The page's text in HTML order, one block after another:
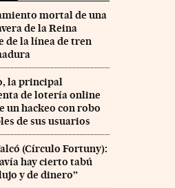
mortal de una
de la Reina
de la línea de tren
la principal
de lotería online
un hackeo con robo
de sus usuarios
(Círculo Fortuny):
hay cierto tabú
y de dinero”